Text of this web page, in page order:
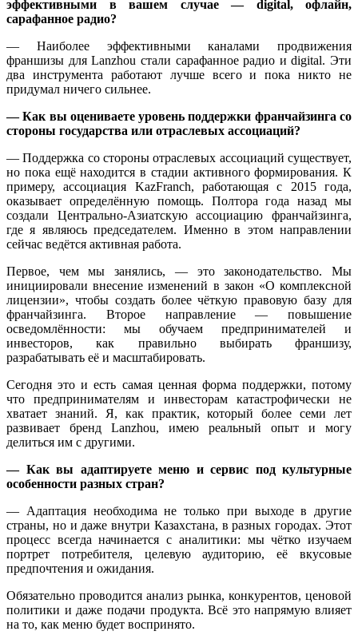
эффективными в вашем случае — digital, офлайн,
сарафанное радио?
— Наиболее эффективными каналами продвижения
франшизы для Lanzhou стали сарафанное радио и digital. Эти
два инструмента работают лучше всего и пока никто не
придумал ничего сильнее.
— Как вы оцениваете уровень поддержки франчайзинга со
стороны государства или отраслевых ассоциаций?
— Поддержка со стороны отраслевых ассоциаций существует,
но пока ещё находится в стадии активного формирования. К
примеру, ассоциация KazFranch, работающая с 2015 года,
оказывает определённую помощь. Полтора года назад мы
создали Центрально-Азиатскую ассоциацию франчайзинга,
где я являюсь председателем. Именно в этом направлении
сейчас ведётся активная работа.
Первое, чем мы занялись, — это законодательство. Мы
инициировали внесение изменений в закон «О комплексной
лицензии», чтобы создать более чёткую правовую базу для
франчайзинга. Второе направление — повышение
осведомлённости: мы обучаем предпринимателей и
инвесторов, как правильно выбирать франшизу,
разрабатывать её и масштабировать.
Сегодня это и есть самая ценная форма поддержки, потому
что предпринимателям и инвесторам катастрофически не
хватает знаний. Я, как практик, который более семи лет
развивает бренд Lanzhou, имею реальный опыт и могу
делиться им с другими.
— Как вы адаптируете меню и сервис под культурные
особенности разных стран?
— Адаптация необходима не только при выходе в другие
страны, но и даже внутри Казахстана, в разных городах. Этот
процесс всегда начинается с аналитики: мы чётко изучаем
портрет потребителя, целевую аудиторию, её вкусовые
предпочтения и ожидания.
Обязательно проводится анализ рынка, конкурентов, ценовой
политики и даже подачи продукта. Всё это напрямую влияет
на то, как меню будет воспринято.